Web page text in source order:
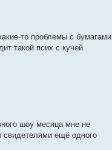
то проблемы с бумагами,
такой псих с кучей
шоу месяца мне не
ещё одного